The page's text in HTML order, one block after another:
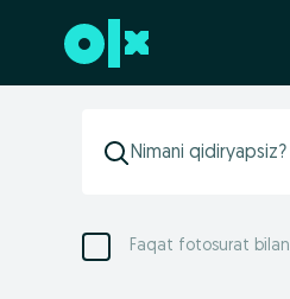
Futerga oʻtish
Faqat fotosurat bilan